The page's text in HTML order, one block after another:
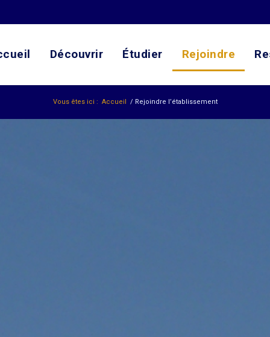
Découvrir Étudier Rejoindre
Vous êtes ici : Accueil / Rejoindre l’établissement